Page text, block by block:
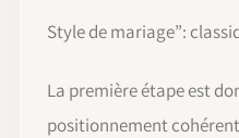
Style de mariage”:
La première étape est
positionnement